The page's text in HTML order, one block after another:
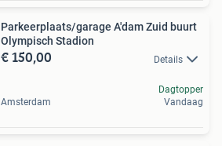
Parkeerplaats/garage A'dam Zuid buurt
Olympisch Stadion
€ 150,00 Details
Amsterdam
Dagtopper
Vandaag